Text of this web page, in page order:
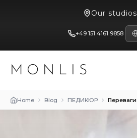
Our studios
+49 151 4161 9858
MONLIS
Home Blog ПЕДИКЮР